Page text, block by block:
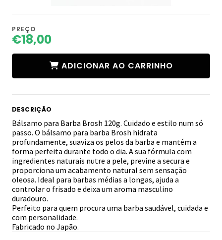
PREÇO
€18,00
ADICIONAR AO CARRINHO
DESCRIÇÃO
Bálsamo para Barba Brosh 120g. Cuidado e estilo num só
passo. O bálsamo para barba Brosh hidrata
profundamente, suaviza os pelos da barba e mantém a
forma perfeita durante todo o dia. A sua fórmula com
ingredientes naturais nutre a pele, previne a secura e
proporciona um acabamento natural sem sensação
oleosa. Ideal para barbas médias a longas, ajuda a
controlar o frisado e deixa um aroma masculino
duradouro.
Perfeito para quem procura uma barba saudável, cuidada e
com personalidade.
Fabricado no Japão.